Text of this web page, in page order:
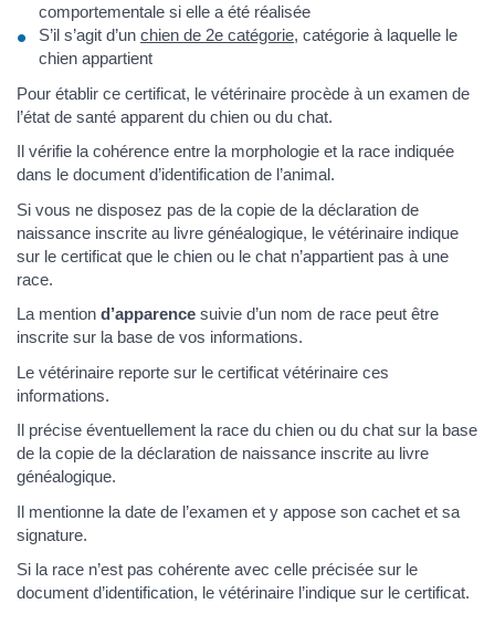
comportementale si elle a été réalisée
S’il s’agit d’un chien de 2e catégorie, catégorie à laquelle le
chien appartient
Pour établir ce certificat, le vétérinaire procède à un examen de
l’état de santé apparent du chien ou du chat.
Il vérifie la cohérence entre la morphologie et la race indiquée
dans le document d’identification de l’animal.
Si vous ne disposez pas de la copie de la déclaration de
naissance inscrite au livre généalogique, le vétérinaire indique
sur le certificat que le chien ou le chat n’appartient pas à une
race.
La mention d’apparence suivie d’un nom de race peut être
inscrite sur la base de vos informations.
Le vétérinaire reporte sur le certificat vétérinaire ces
informations.
Il précise éventuellement la race du chien ou du chat sur la base
de la copie de la déclaration de naissance inscrite au livre
généalogique.
Il mentionne la date de l’examen et y appose son cachet et sa
signature.
Si la race n’est pas cohérente avec celle précisée sur le
document d’identification, le vétérinaire l’indique sur le certificat.